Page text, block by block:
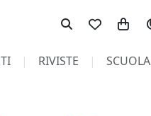
RIVISTE SCUOLA